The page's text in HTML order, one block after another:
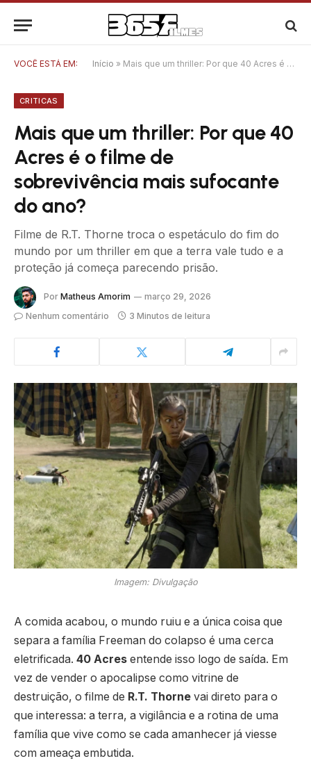
VOCÊ ESTÁ EM: Início » Mais que um thriller: Por que 40 Acres é o filme de sobrevivência mais sufocante do ano?
CRITICAS
Mais que um thriller: Por que 40
Acres é o filme de
sobrevivência mais sufocante
do ano?
Filme de R.T. Thorne troca o espetáculo do fim do
mundo por um thriller em que a terra vale tudo e a
proteção já começa parecendo prisão.
Por Matheus Amorim
março 29, 2026
Nenhum comentário
3 Minutos de leitura
Imagem: Divulgação
A comida acabou, o mundo ruiu e a única coisa que
separa a família Freeman do colapso é uma cerca
eletrificada. 40 Acres entende isso logo de saída. Em
vez de vender o apocalipse como vitrine de
destruição, o filme de R.T. Thorne vai direto para o
que interessa: a terra, a vigilância e a rotina de uma
família que vive como se cada amanhecer já viesse
com ameaça embutida.